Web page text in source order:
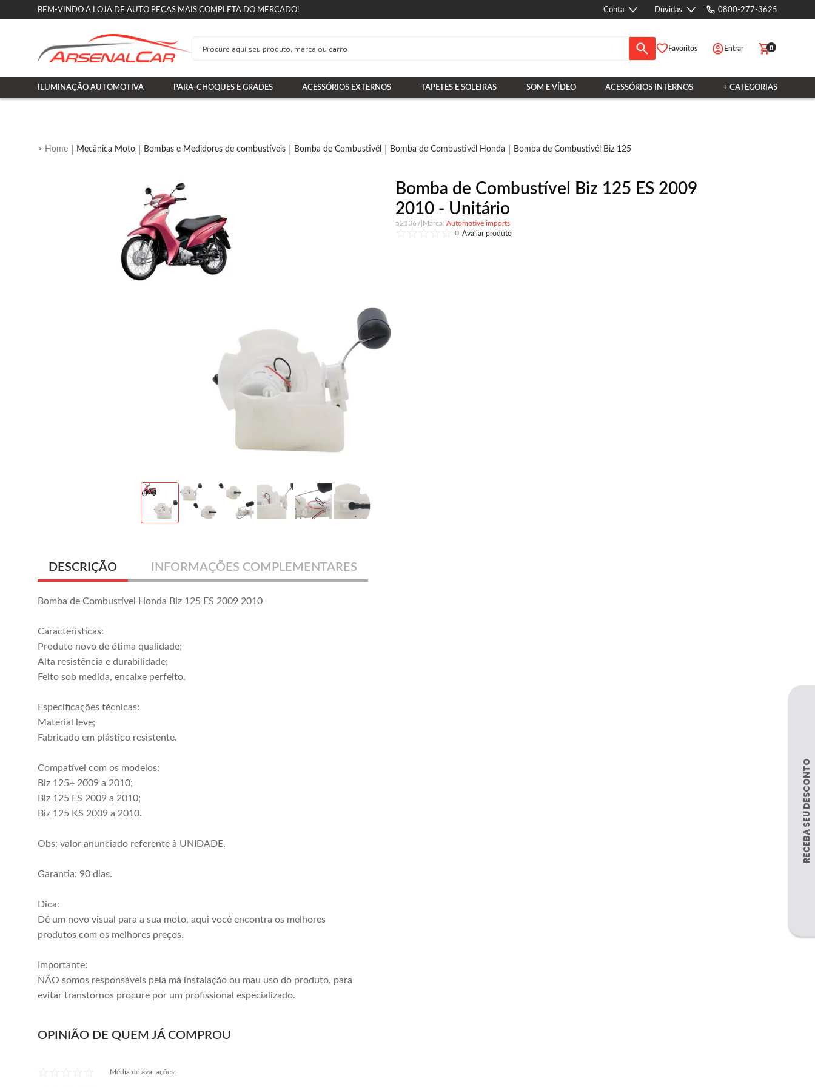
BEM-VINDO A LOJA DE AUTO PEÇAS MAIS COMPLETA DO MERCADO! Conta Dúvidas 0800-277-3625
Favoritos Entrar 0
ILUMINAÇÃO AUTOMOTIVA PARA-CHOQUES E GRADES ACESSÓRIOS EXTERNOS TAPETES E SOLEIRAS SOM E VÍDEO ACESSÓRIOS INTERNOS + CATEGORIAS
Mecânica Moto Bombas e Medidores de combustíveis Bomba de Combustivél Bomba de Combustivél Honda Bomba de Combustivél Biz 125
Bomba de Combustível Biz 125 ES 2009
2010 - Unitário
521367
Automotive imports
0
DESCRIÇÃO INFORMAÇÕES COMPLEMENTARES
Bomba de Combustível Honda Biz 125 ES 2009 2010
Características:
Produto novo de ótima qualidade;
Alta resistência e durabilidade;
Feito sob medida, encaixe perfeito.
Especificações técnicas:
Material leve;
Fabricado em plástico resistente.
Compatível com os modelos:
Biz 125+ 2009 a 2010;
Biz 125 ES 2009 a 2010;
Biz 125 KS 2009 a 2010.
Obs: valor anunciado referente à UNIDADE.
Garantia: 90 dias.
Dica:
Dê um novo visual para a sua moto, aqui você encontra os melhores
produtos com os melhores preços.
Importante:
NÃO somos responsáveis pela má instalação ou mau uso do produto, para
evitar transtornos procure por um profissional especializado.
OPINIÃO DE QUEM JÁ COMPROU
Média de avaliações: